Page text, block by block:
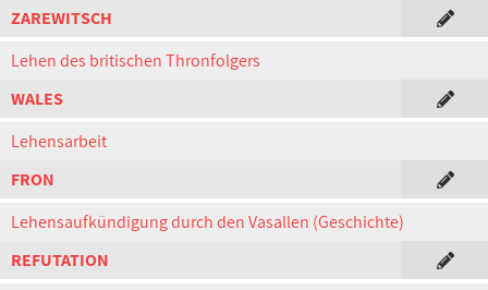
ZAREWITSCH
Lehen des britischen Thronfolgers
WALES
Lehensarbeit
FRON
Lehensaufkündigung durch den Vasallen (Geschichte)
REFUTATION